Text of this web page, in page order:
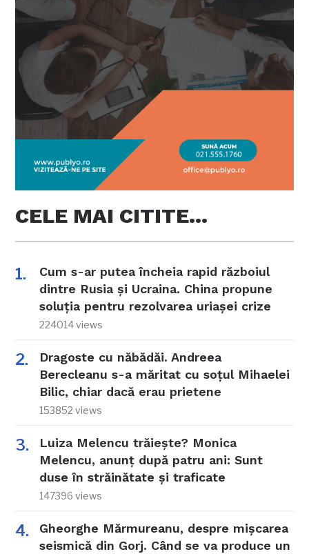
CELE MAI CITITE…
Cum s-ar putea încheia rapid războiul
dintre Rusia și Ucraina. China propune
soluția pentru rezolvarea uriașei crize
224014 views
Dragoste cu năbădăi. Andreea
Berecleanu s-a măritat cu soțul Mihaelei
Bilic, chiar dacă erau prietene
153852 views
Luiza Melencu trăiește? Monica
Melencu, anunț după patru ani: Sunt
duse în străinătate și traficate
147396 views
Gheorghe Mărmureanu, despre mișcarea
seismică din Gorj. Când se va produce un